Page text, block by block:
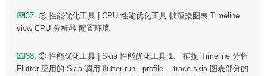
37. ② 性能优化工具 | CPU 性能优化工具 帧渲染图表 Timeline
view CPU 分析器 配置环境
38. ② 性能优化工具 | Skia 性能优化工具 1、 捕捉 Timeline 分析
Flutter 应用的 Skia 调用 ﬂutter run --proﬁle —trace-skia 图表部分的